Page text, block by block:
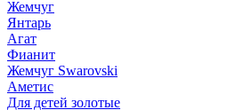
Жемчуг
Янтарь
Агат
Фианит
Жемчуг Swarovski
Аметис
Для детей золотые